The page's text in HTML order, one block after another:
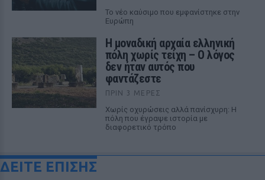
Το νέο καύσιμο που εμφανίστηκε στην
Ευρώπη
Η μοναδική αρχαία ελληνική
πόλη χωρίς τείχη – Ο λόγος
δεν ήταν αυτός που
φαντάζεστε
ΠΡΙΝ 3 ΜΈΡΕΣ
Χωρίς οχυρώσεις αλλά πανίσχυρη: Η
πόλη που έγραψε ιστορία με
διαφορετικό τρόπο
ΔΕΙΤΕ ΕΠΙΣΗΣ